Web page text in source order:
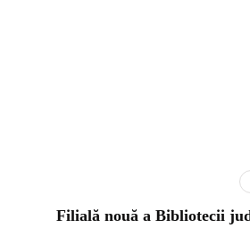
Filială nouă a Bibliotecii